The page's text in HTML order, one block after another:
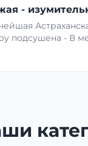
-
подсушена - В